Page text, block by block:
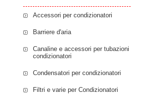
Accessori per condizionatori
Barriere d'aria
Canaline e accessori per tubazioni
condizionatori
Condensatori per condizionatori
Filtri e varie per Condizionatori